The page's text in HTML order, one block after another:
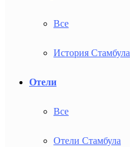
Все
История Стамбула
Отели
Все
Отели Стамбула